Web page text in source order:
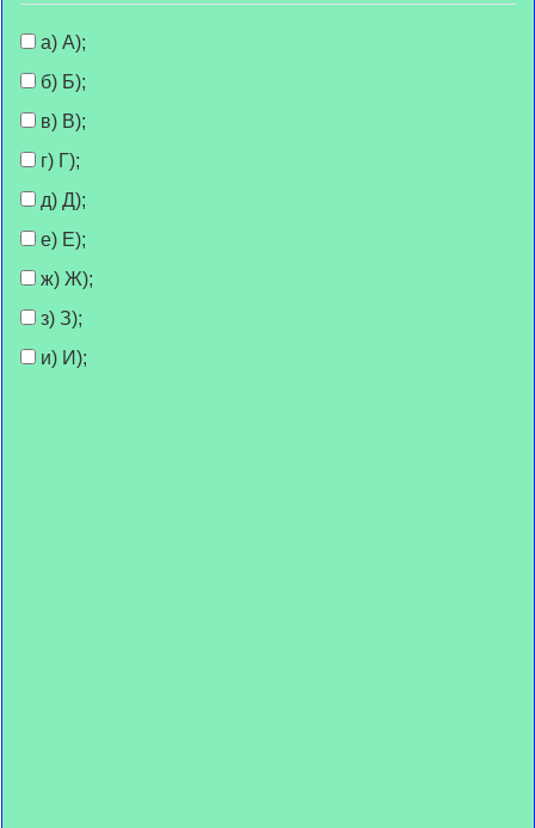
а) А);
б) Б);
в) В);
г) Г);
д) Д);
е) Е);
ж) Ж);
з) З);
и) И);